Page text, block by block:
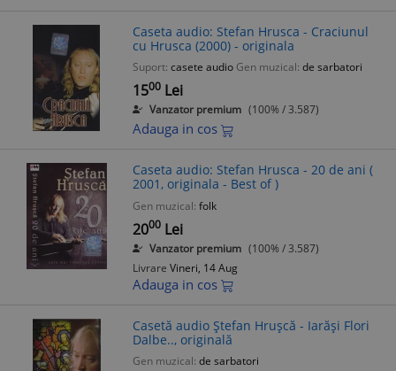
Caseta audio: Stefan Hrusca - Craciunul
cu Hrusca (2000) - originala
Suport: casete audio Gen muzical: de sarbatori
1500 Lei
Vanzator premium (100% / 3.587)
Adauga in cos
Caseta audio: Stefan Hrusca - 20 de ani (
2001, originala - Best of )
Gen muzical: folk
2000 Lei
Vanzator premium (100% / 3.587)
Livrare Vineri, 14 Aug
Adauga in cos
Casetă audio Ștefan Hrușcă - Iarăși Flori
Dalbe.., originală
Gen muzical: de sarbatori